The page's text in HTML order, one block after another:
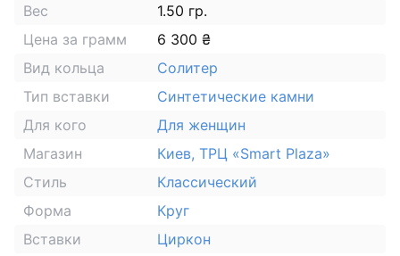
Вес
1.50 гр.
Цена за грамм
6 300 ₴
Вид кольца
Солитер
Тип вставки
Синтетические камни
Для кого
Для женщин
Магазин
Киев, ТРЦ «Smart Plaza»
Стиль
Классический
Форма
Круг
Вставки
Циркон